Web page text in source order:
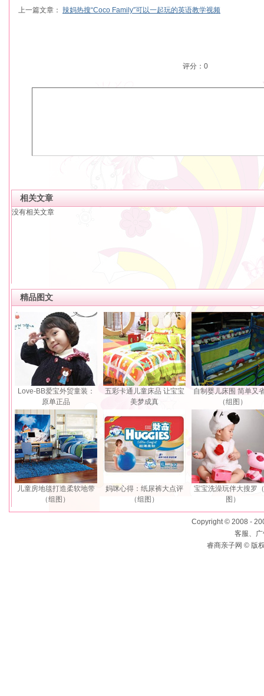
上一篇文章： 辣妈热搜“Coco Family”可以一起玩的英语教学视频
评分： 0
相关文章
没有相关文章
精品图文
Love-BB爱宝外贸童装：
原单正品
五彩卡通儿童床品 让宝宝
美梦成真
自制婴儿床围 简单又
（组图）
儿童房地毯打造柔软地带
（组图）
妈咪心得：纸尿裤大点评
（组图）
宝宝洗澡玩伴大搜罗
图）
Copyright © 2008 -
客服、
睿商亲子网 © 版